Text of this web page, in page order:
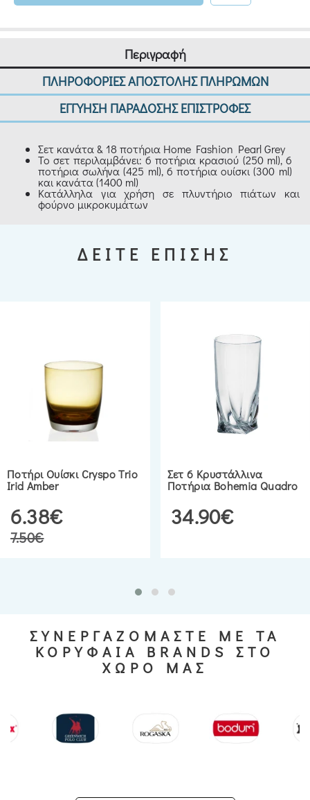
Περιγραφή
ΠΛΗΡΟΦΟΡΙΕΣ ΑΠΟΣΤΟΛΗΣ ΠΛΗΡΩΜΩΝ
ΕΓΓΥΗΣΗ ΠΑΡΑΔΟΣΗΣ ΕΠΙΣΤΡΟΦΕΣ
Σετ κανάτα & 18 ποτήρια Home Fashion Pearl Grey
Το σετ περιλαμβάνει: 6 ποτήρια κρασιού (250 ml), 6
ποτήρια σωλήνα (425 ml), 6 ποτήρια ουίσκι (300 ml)
και κανάτα (1400 ml)
Κατάλληλα για χρήση σε πλυντήριο πιάτων και
φούρνο μικροκυμάτων
ΔΕΙΤΕ ΕΠΙΣΗΣ
Ποτήρι Ουίσκι Cryspo Trio
Irid Amber
6.38€
7.50€
Σετ 6 Κρυστάλλινα
Ποτήρια Bohemia Quadro
34.90€
ΣΥΝΕΡΓΑΖΟΜΑΣΤΕ ΜΕ ΤΑ
ΚΟΡΥΦΑΙΑ BRANDS ΣΤΟ
ΧΩΡΟ ΜΑΣ